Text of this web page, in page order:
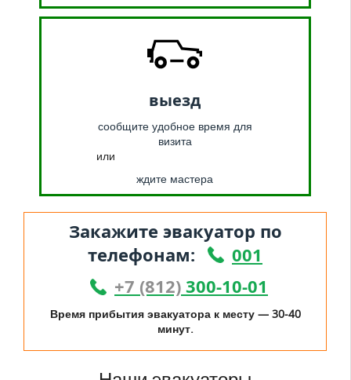
выезд
сообщите удобное время для
визита
или
ждите мастера
Закажите эвакуатор по
телефонам:
001
+7 (812) 300-10-01
Время прибытия эвакуатора к месту — 30-40
минут.